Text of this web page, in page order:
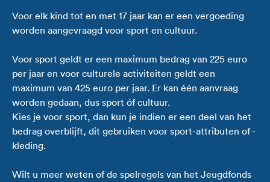
Voor elk kind tot en met 17 jaar kan er een vergoeding
worden aangevraagd voor sport en cultuur.
Voor sport geldt er een maximum bedrag van 225 euro
per jaar en voor culturele activiteiten geldt een
maximum van 425 euro per jaar. Er kan één aanvraag
worden gedaan, dus sport óf cultuur.
Kies je voor sport, dan kun je indien er een deel van het
bedrag overblijft, dit gebruiken voor sport-attributen of -
kleding.
Wilt u meer weten of de spelregels van het Jeugdfonds